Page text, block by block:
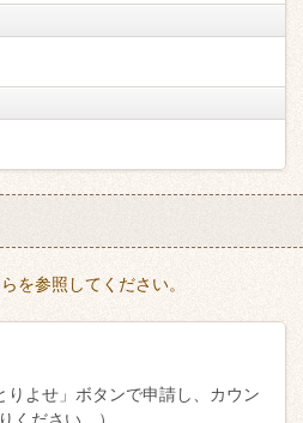
を参照してください。
りよせ」ボタンで申請し、カウン
ください。）